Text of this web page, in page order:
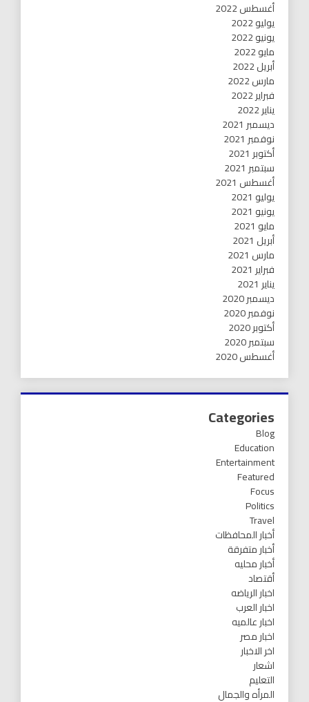
أغسطس 2022
يوليو 2022
يونيو 2022
مايو 2022
أبريل 2022
مارس 2022
فبراير 2022
يناير 2022
ديسمبر 2021
نوفمبر 2021
أكتوبر 2021
سبتمبر 2021
أغسطس 2021
يوليو 2021
يونيو 2021
مايو 2021
أبريل 2021
مارس 2021
فبراير 2021
يناير 2021
ديسمبر 2020
نوفمبر 2020
أكتوبر 2020
سبتمبر 2020
أغسطس 2020
Categories
Blog
Education
Entertainment
Featured
Focus
Politics
Travel
أخبار المحافظات
أخبار متفرقة
أخبار محليه
أقتصاد
اخبار الرياضه
اخبار العرب
اخبار عالميه
اخبار مصر
اخر الاخبار
اشعار
التعليم
المرأه والجمال